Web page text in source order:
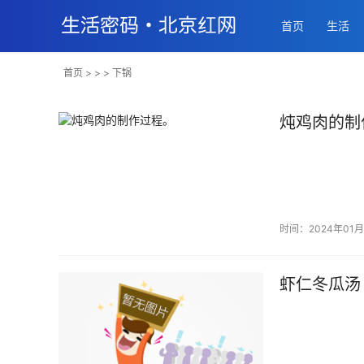
首页 生活
首页 > > > 下锅
炖鸡肉的制
时间：2024年01
虾仁冬瓜汤